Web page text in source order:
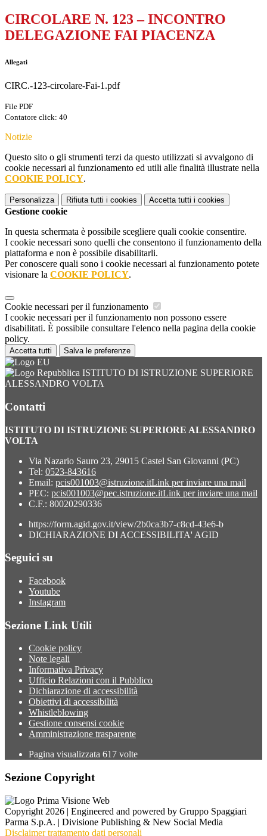
CIRCOLARE N. 123 – INCONTRO
DELEGAZIONE FAI PIACENZA
Allegati
CIRC.-123-circolare-Fai-1.pdf
File PDF
Contatore click: 40
Notizie
Questo sito o gli strumenti terzi da questo utilizzati si avvalgono di
cookie necessari al funzionamento ed utili alle finalità illustrate nella
COOKIE POLICY.
Personalizza Rifiuta tutti i cookies Accetta tutti i cookies
Gestione cookie
In questa schermata è possibile scegliere quali cookie consentire.
I cookie necessari sono quelli che consentono il funzionamento della
piattaforma e non è possibile disabilitarli.
Per conoscere quali sono i cookie necessari al funzionamento potete
visionare la COOKIE POLICY.
Cookie necessari per il funzionamento
I cookie necessari per il funzionamento non possono essere
disabilitati. È possibile consultare l'elenco nella pagina della cookie
policy.
Accetta tutti Salva le preferenze
ISTITUTO DI ISTRUZIONE SUPERIORE
ALESSANDRO VOLTA
Contatti
ISTITUTO DI ISTRUZIONE SUPERIORE ALESSANDRO
VOLTA
Via Nazario Sauro 23, 29015 Castel San Giovanni (PC)
Tel: 0523-843616
Email: pcis001003@istruzione.itLink per inviare una mail
PEC: pcis001003@pec.istruzione.itLink per inviare una mail
C.F.: 80020290336
https://form.agid.gov.it/view/2b0ca3b7-c8cd-43e6-b
DICHIARAZIONE DI ACCESSIBILITA' AGID
Seguici su
Facebook
Youtube
Instagram
Sezione Link Utili
Cookie policy
Note legali
Informativa Privacy
Ufficio Relazioni con il Pubblico
Dichiarazione di accessibilità
Obiettivi di accessibilità
Whistleblowing
Gestione consensi cookie
Amministrazione trasparente
Pagina visualizzata 617 volte
Sezione Copyright
Copyright 2026 | Engineered and powered by Gruppo Spaggiari
Parma S.p.A. | Divisione Publishing & New Social Media
Disclaimer trattamento dati personali